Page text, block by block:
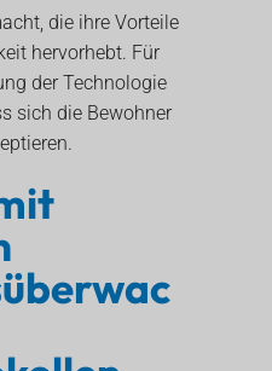
die ihre Vorteile
hervorhebt. Für
der Technologie
sich die Bewohner